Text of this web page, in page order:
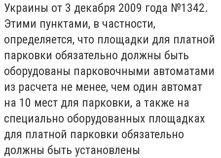
Украины от 3 декабря 2009 года №1342.
Этими пунктами, в частности,
определяется, что площадки для платной
парковки обязательно должны быть
оборудованы парковочными автоматами
из расчета не менее, чем один автомат
на 10 мест для парковки, а также на
специально оборудованных площадках
для платной парковки обязательно
должны быть установлены